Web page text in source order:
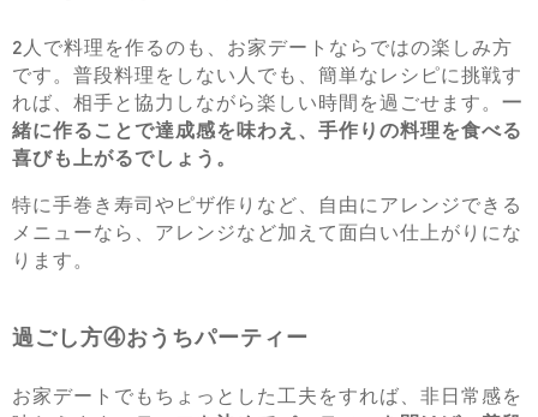
2人で料理を作るのも、お家デートならではの楽しみ方
です。普段料理をしない人でも、簡単なレシピに挑戦す
れば、相手と協力しながら楽しい時間を過ごせます。 一
緒に作ることで達成感を味わえ、手作りの料理を食べる
喜びも上がるでしょう。
特に手巻き寿司やピザ作りなど、自由にアレンジできる
メニューなら、アレンジなど加えて面白い仕上がりにな
ります。
過ごし方④おうちパーティー
お家デートでもちょっとした工夫をすれば、非日常感を